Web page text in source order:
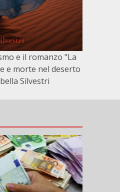
e il romanzo "La
e morte nel deserto
Silvestri